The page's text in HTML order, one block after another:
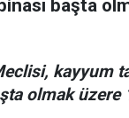
başta
kayyum
olmak üzere